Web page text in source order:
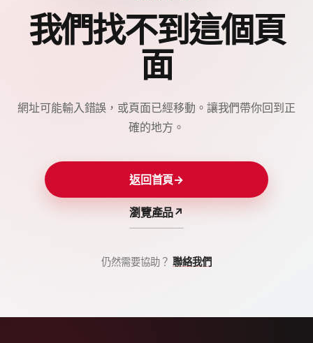
我們找不到這個頁
面
網址可能輸入錯誤，或頁面已經移動。讓我們帶你回到正
確的地方。
返回首頁→
瀏覽產品↗
仍然需要協助？ 聯絡我們